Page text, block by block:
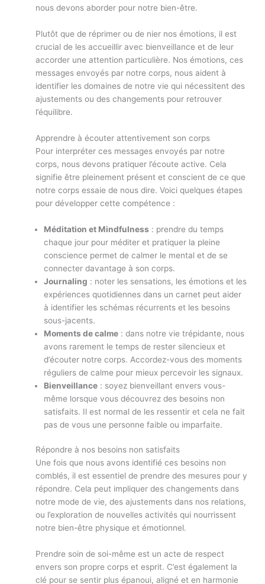
nous devons aborder pour notre bien-être.
Plutôt que de réprimer ou de nier nos émotions, il est
crucial de les accueillir avec bienveillance et de leur
accorder une attention particulière. Nos émotions, ces
messages envoyés par notre corps, nous aident à
identifier les domaines de notre vie qui nécessitent des
ajustements ou des changements pour retrouver
l’équilibre.
Apprendre à écouter attentivement son corps
Pour interpréter ces messages envoyés par notre
corps, nous devons pratiquer l’écoute active. Cela
signifie être pleinement présent et conscient de ce que
notre corps essaie de nous dire. Voici quelques étapes
pour développer cette compétence :
Méditation et Mindfulness : prendre du temps
chaque jour pour méditer et pratiquer la pleine
conscience permet de calmer le mental et de se
connecter davantage à son corps.
Journaling : noter les sensations, les émotions et les
expériences quotidiennes dans un carnet peut aider
à identifier les schémas récurrents et les besoins
sous-jacents.
Moments de calme: dans notre vie trépidante, nous
avons rarement le temps de rester silencieux et
d’écouter notre corps. Accordez-vous des moments
réguliers de calme pour mieux percevoir les signaux.
Bienveillance: soyez bienveillant envers vous-
même lorsque vous découvrez des besoins non
satisfaits. Il est normal de les ressentir et cela ne fait
pas de vous une personne faible ou imparfaite.
Répondre à nos besoins non satisfaits
Une fois que nous avons identifié ces besoins non
comblés, il est essentiel de prendre des mesures pour y
répondre. Cela peut impliquer des changements dans
notre mode de vie, des ajustements dans nos relations,
ou l’exploration de nouvelles activités qui nourrissent
notre bien-être physique et émotionnel.
Prendre soin de soi-même est un acte de respect
envers son propre corps et esprit. C’est également la
clé pour se sentir plus épanoui, aligné et en harmonie